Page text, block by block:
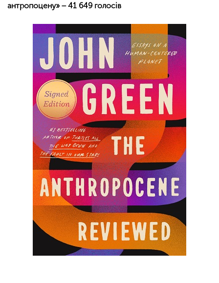
антропоцену» − 41 649 голосів